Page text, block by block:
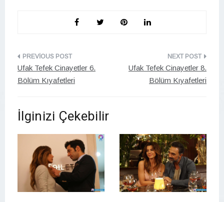
Yazı
gezinmesi
Ufak Tefek Cinayetler 6.
Bölüm Kıyafetleri
Ufak Tefek Cinayetler 8.
Bölüm Kıyafetleri
İlginizi Çekebilir